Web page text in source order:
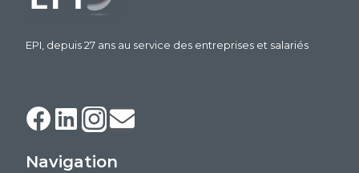
EPI, depuis 27 ans au service des entreprises et salariés
Navigation